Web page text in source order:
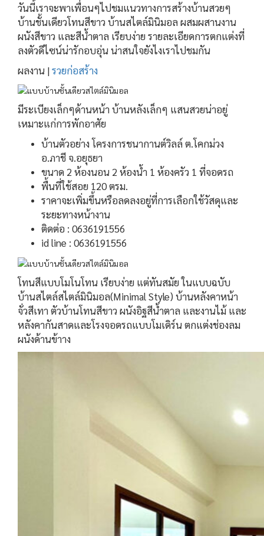
วันนี้เราจะพาเพื่อนๆไปชมแนวทางการสร้างบ้านสวยๆ
บ้านชั้นเดียวโทนสีขาว บ้านสไตล์มินิมอล ผสมผสานงาน
ผนังสีขาว และสีน้ำตาล เรียบง่าย รายละเอียดการตกแต่งที่
ลงตัวดีไซน์น่ารักอบอุ่น น่าสนใจยังไงเราไปชมกัน
ผลงาน |รวยก่อสร้าง
มีระเบียงเล็กๆด้านหน้า บ้านหลังเล็กๆ แสนสวยน่าอยู่
เหมาะแก่การพักอาศัย
บ้านตัวอย่าง โครงการชนากานต์วิลล์ ต.โคกม่วง
อ.ภาชี จ.อยุธยา
ขนาด 2 ห้องนอน 2 ห้องน้ำ 1 ห้องครัว 1 ที่จอดรถ
พื้นที่ใช้สอย 120 ตรม.
ราคาจะเพิ่มขึ้นหรือลดลงอยู่ที่การเลือกใช้วัสดุและ
ระยะทางหน้างาน
ติดต่อ : 0636191556
id line : 0636191556
โทนสีแบบโมโนโทน เรียบง่าย แต่ทันสมัย ในแบบฉบับ
บ้านสไตล์สไตล์มินิมอล(Minimal Style) บ้านหลังคาหน้า
จั่วสีเทา ตัวบ้านโทนสีขาว ผนังอิฐสีน้ำตาล และงานไม้ และ
หลังคากันสาดและโรงจอดรถแบบโมเดิร์น ตกแต่งช่องลม
ผนังด้านข้าาง